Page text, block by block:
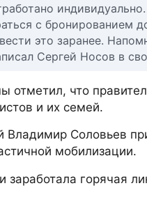
с бронированием
это заранее.
Сергей Носов в
отметил, что
и их семей.
Владимир Соловьев
мобилизации.
горячая